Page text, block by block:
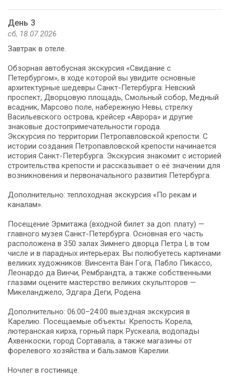
День 3
сб, 18.07.2026
Завтрак в отеле.
Обзорная автобусная экскурсия «Свидание с
Петербургом», в ходе которой вы увидите основные
архитектурные шедевры Санкт-Петербурга: Невский
проспект, Дворцовую площадь, Смольный собор, Медный
всадник, Марсово поле, набережную Невы, стрелку
Васильевского острова, крейсер «Аврора» и другие
знаковые достопримечательности города.
Экскурсия по территории Петропавловской крепости. С
истории создания Петропавловской крепости начинается
история Санкт-Петербурга. Экскурсия знакомит с историей
строительства крепости и рассказывает о её значении для
возникновения и первоначального развития Петербурга.
Дополнительно: теплоходная экскурсия «По рекам и
каналам».
Посещение Эрмитажа (входной билет за доп. плату) —
главного музея Санкт-Петербурга. Основная его часть
расположена в 350 залах Зимнего дворца Петра I, в том
числе и в парадных интерьерах. Вы полюбуетесь картинами
великих художников: Винсента Ван Гога, Пабло Пикассо,
Леонардо да Винчи, Рембрандта, а также собственными
глазами оцените мастерство великих скульпторов —
Микеланджело, Эдгара Деги, Родена
Дополнительно: 06:00–24:00 выездная экскурсия в
Карелию. Посещаемые объекты: Крепость Корела,
лютеранская кирха, горный парк Рускеала, водопады
Ахвенкоски, город Сортавала, а также магазины от
форелевого хозяйства и бальзамов Карелии.
Ночлег в гостинице.